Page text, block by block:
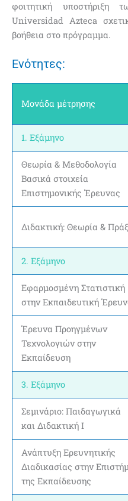
φοιτητική υποστήριξη
Universidad Azteca
βοήθεια στο πρόγραμμα.
Ενότητες:
Μονάδα μέτρησης
1. Εξάμηνο
Θεωρία & Μεθοδολογία
Βασικά στοιχεία
Επιστημονικής Έρευνας
Διδακτική: Θεωρία &
2. Εξάμηνο
Εφαρμοσμένη Στατιστική
στην Εκπαιδευτική
Έρευνα Προηγμένων
Τεχνολογιών στην
Εκπαίδευση
3. Εξάμηνο
Σεμινάριο: Παιδαγωγικά
και Διδακτική Ι
Ανάπτυξη Ερευνητικής
Διαδικασίας στην
της Εκπαίδευσης